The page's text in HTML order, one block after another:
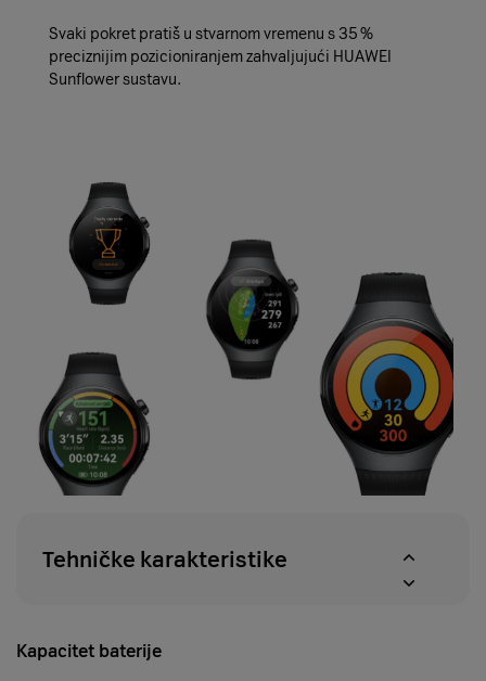
Svaki pokret pratiš u stvarnom vremenu s 35 %
preciznijim pozicioniranjem zahvaljujući HUAWEI
Sunflower sustavu.
Tehničke karakteristike
Kapacitet baterije